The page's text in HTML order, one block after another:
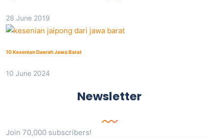
28 June 2019
10 Kesenian Daerah Jawa Barat
10 June 2024
Newsletter
Join 70,000 subscribers!